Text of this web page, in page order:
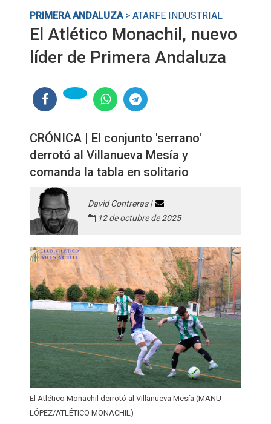
PRIMERA ANDALUZA> ATARFE INDUSTRIAL
El Atlético Monachil, nuevo
líder de Primera Andaluza
CRÓNICA | El conjunto 'serrano'
derrotó al Villanueva Mesía y
comanda la tabla en solitario
David Contreras |
12 de octubre de 2025
El Atlético Monachil derrotó al Villanueva Mesía (MANU
LÓPEZ/ATLÉTICO MONACHIL)